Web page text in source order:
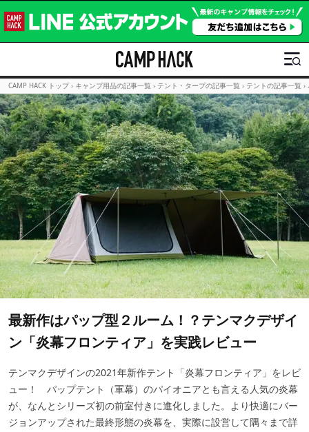
CAMP HACK トップ › キャンプ用品の記事一覧 › テント・タープの記事一覧 › テントの記事一覧 ›
最新作はパップ型２ルーム！？テンマクデザイ
ン「炎幕フロンティア」を実践レビュー
テンマクデザインの2021年新作テント「炎幕フロンティア」をレビ
ュー！ パップテント（軍幕）のパイオニアとも言える人気の炎幕
が、なんとシリーズ初の前室付きに進化しました。より快適にバー
ジョンアップされた最終形態の炎幕を、実際に設営して隅々まで詳